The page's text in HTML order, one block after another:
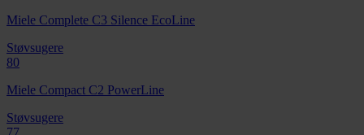
Miele Complete C3 Silence EcoLine
Støvsugere
80
Miele Compact C2 PowerLine
Støvsugere
77